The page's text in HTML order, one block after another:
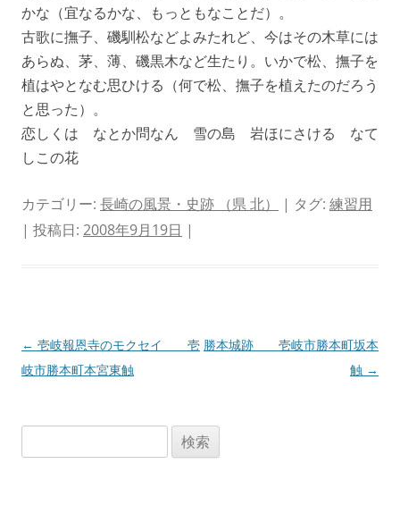
かな（宜なるかな、もっともなことだ）。
古歌に撫子、磯馴松などよみたれど、今はその木草には
あらぬ、茅、薄、磯黒木など生たり。いかで松、撫子を
植はやとなむ思ひける（何で松、撫子を植えたのだろう
と思った）。
恋しくは なとか問なん 雪の島 岩ほにさける なて
しこの花
カテゴリー: 長崎の風景・史跡 （県 北） | タグ: 練習用
| 投稿日: 2008年9月19日 |
投
稿
← 壱岐報恩寺のモクセイ 壱
岐市勝本町本宮東触
勝本城跡 壱岐市勝本町坂本
触 →
索: